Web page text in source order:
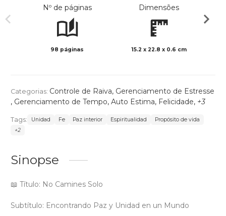
Nº de páginas
98 páginas
Dimensões
15.2 x 22.8 x 0.6 cm
Categorias: Controle de Raiva, Gerenciamento de Estresse
, Gerenciamento de Tempo, Auto Estima, Felicidade, +3
Tags: Unidad Fe Paz interior Espiritualidad
Propósito de vida
+2
Sinopse
📖 Título: No Camines Solo
Subtítulo: Encontrando Paz y Unidad en un Mundo